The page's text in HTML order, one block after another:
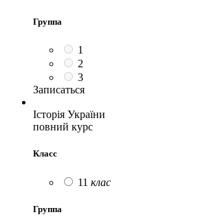
Группа
1
2
3
Записаться
Історія України
повний курс
Класс
11 клас
Группа